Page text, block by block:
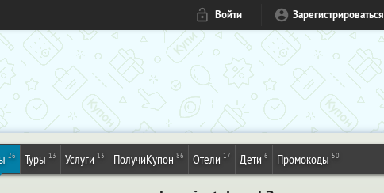
Войти Зарегистрироваться
26 Туры 13 Услуги 13 ПолучиКупон 86 Отели 17 Дети 6 Промокоды 50